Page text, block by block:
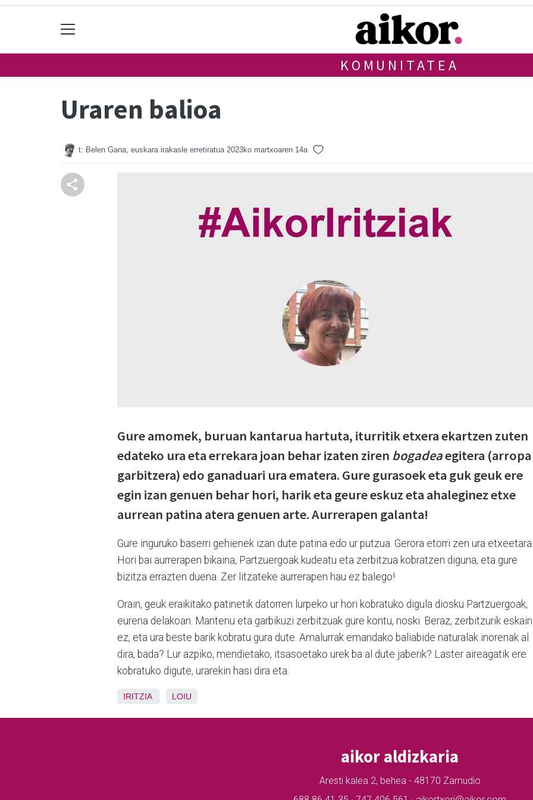
KOMUNITATEA
Uraren balioa
t: Belen Gana, euskara irakasle erretiratua 2023ko martxoaren 14a
Gure amomek, buruan kantarua hartuta, iturritik etxera ekartzen zuten
edateko ura eta errekara joan behar izaten ziren bogadeaegitera (arropa
garbitzera) edo ganaduari ura ematera. Gure gurasoek eta guk geuk ere
egin izan genuen behar hori, harik eta geure eskuz eta ahaleginez etxe
aurrean patina atera genuen arte. Aurrerapen galanta!
Gure inguruko baserri gehienek izan dute patina edo ur putzua. Gerora etorri zen ura etxeetara.
Hori bai aurrerapen bikaina, Partzuergoak kudeatu eta zerbitzua kobratzen diguna, eta gure
bizitza errazten duena. Zer litzateke aurrerapen hau ez balego!
Orain, geuk eraikitako patinetik datorren lurpeko ur hori kobratuko digula diosku Partzuergoak,
eurena delakoan. Mantenu eta garbikuzi zerbitzuak gure kontu, noski. Beraz, zerbitzurik
ez, eta ura beste barik kobratu gura dute. Amalurrak emandako baliabide naturalak inorenak al
dira, bada? Lur azpiko, mendietako, itsasoetako urek ba al dute jaberik? Laster aireagatik ere
kobratuko digute, urarekin hasi dira eta.
IRITZIA LOIU
aikor aldizkaria
Aresti kalea 2, behea - 48170 Zamudio